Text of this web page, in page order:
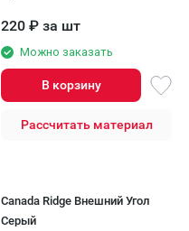
220 ₽ за шт
Можно заказать
В корзину
Рассчитать материал
Canada Ridge Внешний Угол
Серый